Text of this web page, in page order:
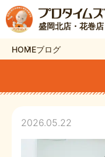
盛岡北店・花巻店
HOMEブログ
2026.05.22